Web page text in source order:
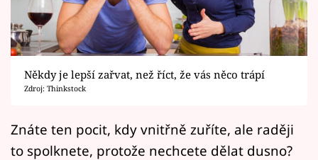
Filmový festival Karlovy Vary
Přihlášení
Někdy je lepší zařvat, než říct, že vás něco trápí
Zdroj: Thinkstock
Znáte ten pocit, kdy vnitřně zuříte, ale raději
to spolknete, protože nechcete dělat dusno?